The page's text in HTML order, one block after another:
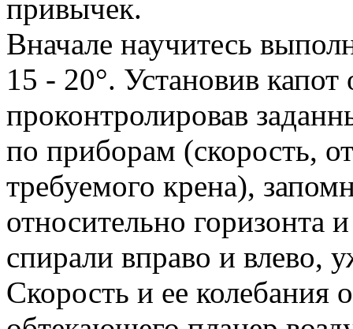
привычек.
Вначале научитесь
15 - 20°. Установив капот
проконтролировав
по приборам (скорость,
требуемого крена),
относительно горизонта
спирали вправо и влево,
Скорость и ее колебания